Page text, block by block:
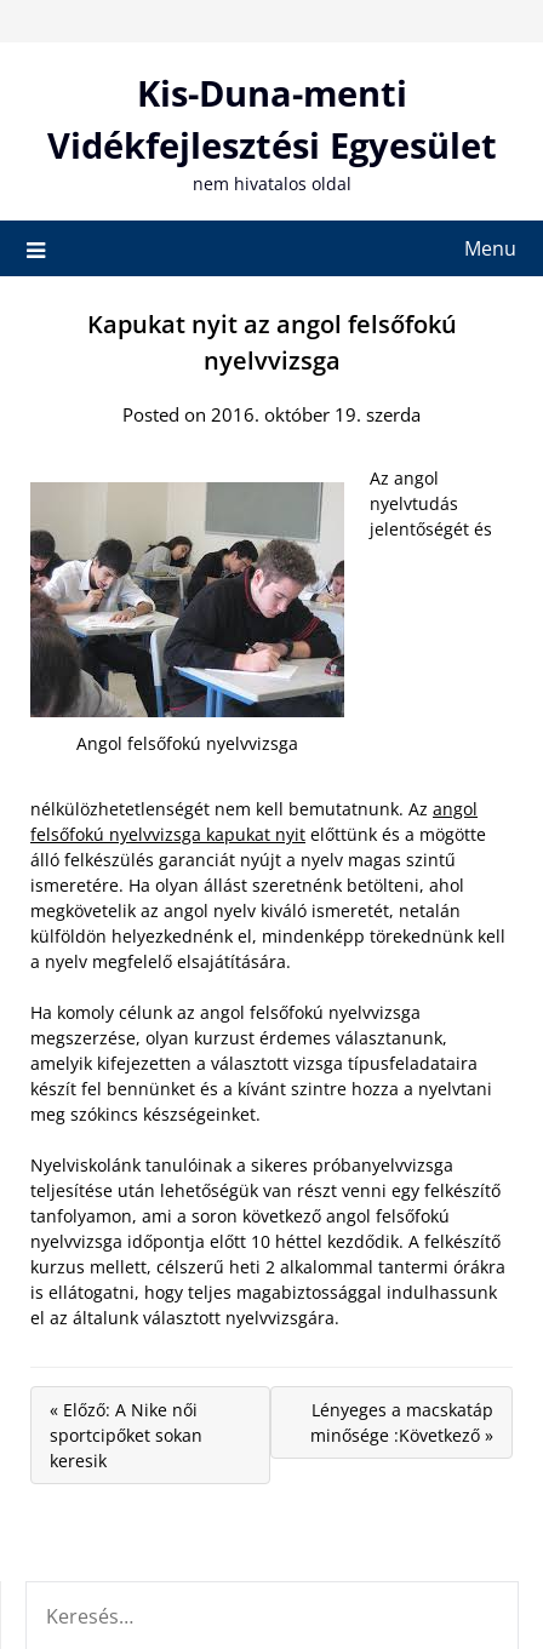
Kis-Duna-menti
Vidékfejlesztési Egyesület
nem hivatalos oldal
Menu
Kapukat nyit az angol felsőfokú
nyelvvizsga
Posted on 2016. október 19. szerda
Angol felsőfokú nyelvvizsga
Az angol
nyelvtudás
jelentőségét és
nélkülözhetetlenségét nem kell bemutatnunk. Az angol
felsőfokú nyelvvizsga kapukat nyit előttünk és a mögötte
álló felkészülés garanciát nyújt a nyelv magas szintű
ismeretére. Ha olyan állást szeretnénk betölteni, ahol
megkövetelik az angol nyelv kiváló ismeretét, netalán
külföldön helyezkednénk el, mindenképp törekednünk kell
a nyelv megfelelő elsajátítására.
Ha komoly célunk az angol felsőfokú nyelvvizsga
megszerzése, olyan kurzust érdemes választanunk,
amelyik kifejezetten a választott vizsga típusfeladataira
készít fel bennünket és a kívánt szintre hozza a nyelvtani
meg szókincs készségeinket.
Nyelviskolánk tanulóinak a sikeres próbanyelvvizsga
teljesítése után lehetőségük van részt venni egy felkészítő
tanfolyamon, ami a soron következő angol felsőfokú
nyelvvizsga időpontja előtt 10 héttel kezdődik. A felkészítő
kurzus mellett, célszerű heti 2 alkalommal tantermi órákra
is ellátogatni, hogy teljes magabiztossággal indulhassunk
el az általunk választott nyelvvizsgára.
« Előző: A Nike női
sportcipőket sokan
keresik
Lényeges a macskatáp
minősége :Következő »